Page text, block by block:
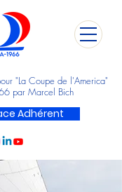
"La Coupe de l'America"
par Marcel Bich
Adhérent